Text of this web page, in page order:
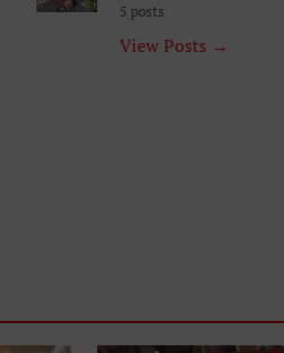
5 posts
View Posts →